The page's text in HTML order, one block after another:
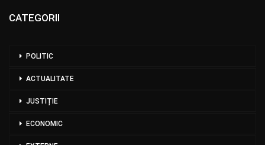
CATEGORII
POLITIC
ACTUALITATE
JUSTIȚIE
ECONOMIC